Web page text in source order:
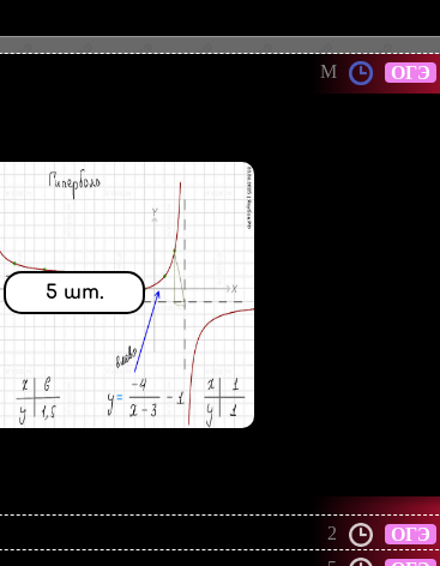
М ОГЭ
5 шт.
2 ОГЭ